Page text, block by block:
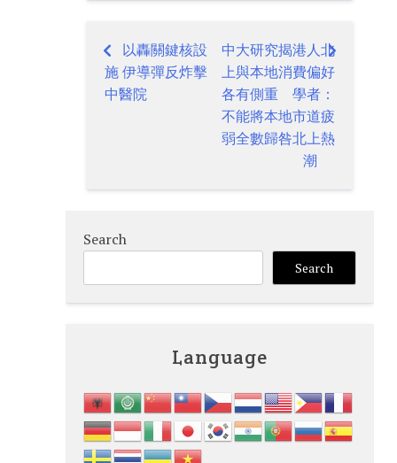
Post
navigation
以轟關鍵核設
施 伊導彈反炸擊
中醫院
中大研究揭港人北
上與本地消費偏好
各有側重 學者：
不能將本地市道疲
弱全數歸咎北上熱
潮
Search
Search
Language